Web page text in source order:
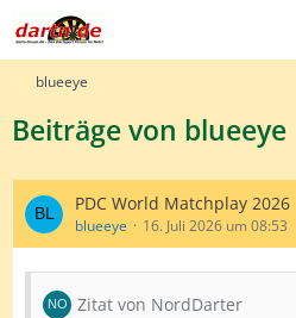
blueeye
Beiträge von blueeye
PDC World Matchplay 2026
blueeye 16. Juli 2026 um 08:53
Zitat von NordDarter